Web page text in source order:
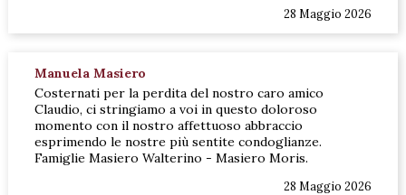
28 Maggio 2026
Manuela Masiero
Costernati per la perdita del nostro caro amico
Claudio, ci stringiamo a voi in questo doloroso
momento con il nostro affettuoso abbraccio
esprimendo le nostre più sentite condoglianze.
Famiglie Masiero Walterino - Masiero Moris.
28 Maggio 2026